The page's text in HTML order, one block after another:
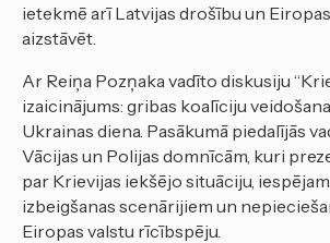
ietekmē arī Latvijas drošību un
aizstāvēt.
Ar Reiņa Pozņaka vadīto diskusiju
izaicinājums: gribas koalīciju
Ukrainas diena. Pasākumā piedalījās
Vācijas un Polijas domnīcām, kuri
par Krievijas iekšējo situāciju,
izbeigšanas scenārijiem un
Eiropas valstu rīcībspēju.